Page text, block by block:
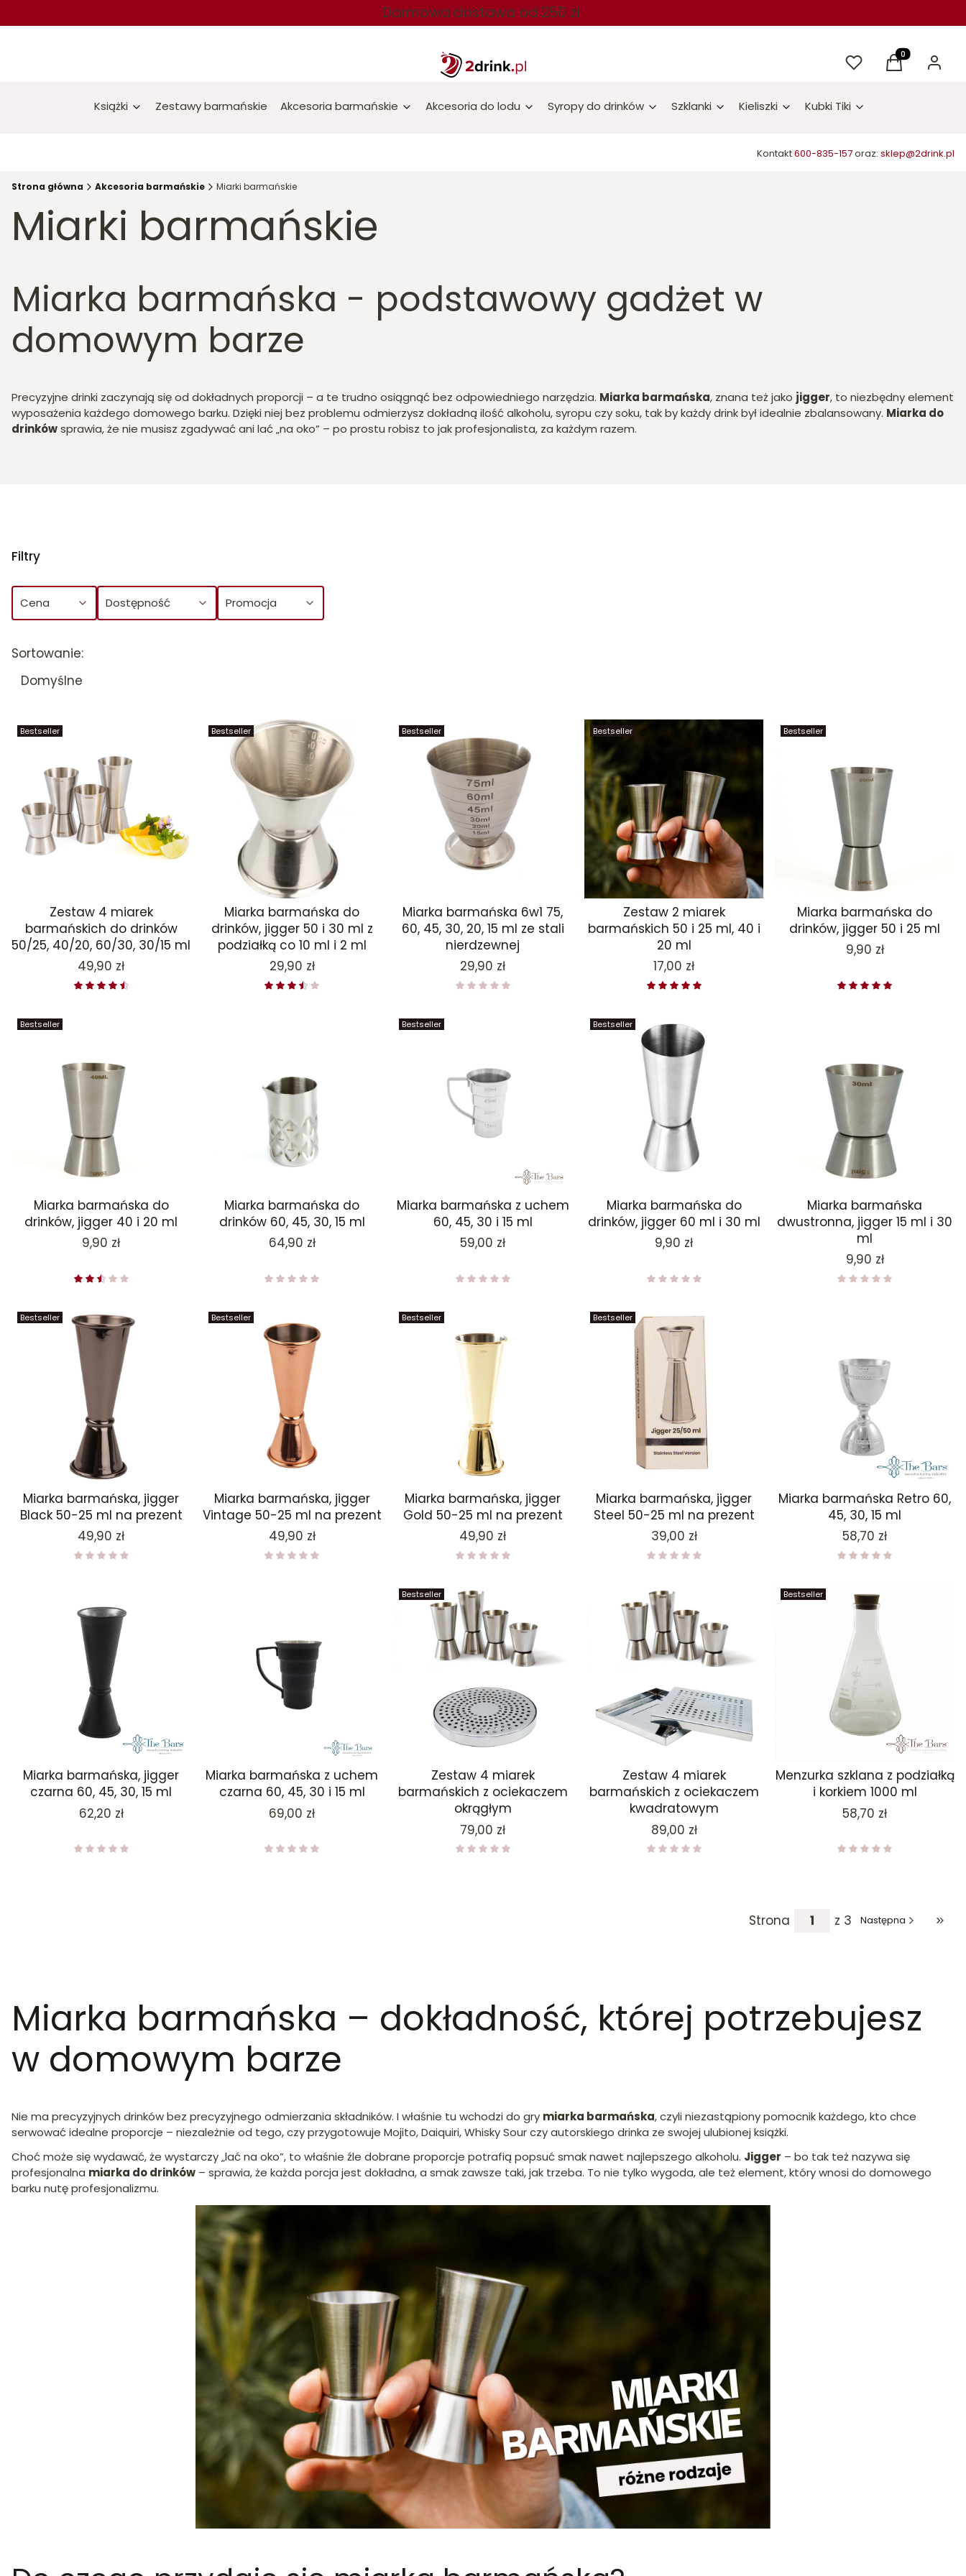
Darmowa dostawa od 250 zł
UlubioneProdukty w
Koszyk Zaloguj
Książki Zestawy barmańskie Akcesoria barmańskie Akcesoria do lodu Syropy do drinków Szklanki Kieliszki Kubki Tiki
Kontakt600-835-157oraz: sklep@2drink.pl
Strona główna Akcesoria barmańskie Miarki barmańskie
Miarki barmańskie
Miarka barmańska - podstawowy gadżet w
domowym barze
Precyzyjne drinki zaczynają się od dokładnych proporcji – a te trudno osiągnąć bez odpowiedniego narzędzia. Miarka barmańska, znana też jako jigger, to niezbędny element
wyposażenia każdego domowego barku. Dzięki niej bez problemu odmierzysz dokładną ilość alkoholu, syropu czy soku, tak by każdy drink był idealnie zbalansowany. Miarka do
drinkówsprawia, że nie musisz zgadywać ani lać „na oko” – po prostu robisz to jak profesjonalista, za każdym razem.
Filtry
Cena Dostępność Promocja
Lista produktów
Sortowanie:
Domyślne
Bestseller
Zestaw 4 miarek
barmańskich do drinków
50/25, 40/20, 60/30, 30/15 ml
Cena
49,90 zł
Bestseller
Miarka barmańska do
drinków, jigger 50 i 30 ml z
podziałką co 10 ml i 2 ml
Cena
29,90 zł
Bestseller
Miarka barmańska 6w1 75,
60, 45, 30, 20, 15 ml ze stali
nierdzewnej
Cena
29,90 zł
Bestseller
Zestaw 2 miarek
barmańskich 50 i 25 ml, 40 i
20 ml
Cena
17,00 zł
Bestseller
Miarka barmańska do
drinków, jigger 50 i 25 ml
Cena
9,90 zł
Bestseller
Miarka barmańska do
drinków, jigger 40 i 20 ml
Cena
9,90 zł
Miarka barmańska do
drinków 60, 45, 30, 15 ml
Cena
64,90 zł
Bestseller
Miarka barmańska z uchem
60, 45, 30 i 15 ml
Cena
59,00 zł
Bestseller
Miarka barmańska do
drinków, jigger 60 ml i 30 ml
Cena
9,90 zł
Miarka barmańska
dwustronna, jigger 15 ml i 30
ml
Cena
9,90 zł
Bestseller
Miarka barmańska, jigger
Black 50-25 ml na prezent
Cena
49,90 zł
Bestseller
Miarka barmańska, jigger
Vintage 50-25 ml na prezent
Cena
49,90 zł
Bestseller
Miarka barmańska, jigger
Gold 50-25 ml na prezent
Cena
49,90 zł
Bestseller
Miarka barmańska, jigger
Steel 50-25 ml na prezent
Cena
39,00 zł
Miarka barmańska Retro 60,
45, 30, 15 ml
Cena
58,70 zł
Miarka barmańska, jigger
czarna 60, 45, 30, 15 ml
Cena
62,20 zł
Miarka barmańska z uchem
czarna 60, 45, 30 i 15 ml
Cena
69,00 zł
Bestseller
Zestaw 4 miarek
barmańskich z ociekaczem
okrągłym
Cena
79,00 zł
Zestaw 4 miarek
barmańskich z ociekaczem
kwadratowym
Cena
89,00 zł
Bestseller
Menzurka szklana z podziałką
i korkiem 1000 ml
Cena
58,70 zł
Strona z 3 Następna
Miarka barmańska – dokładność, której potrzebujesz
w domowym barze
Nie ma precyzyjnych drinków bez precyzyjnego odmierzania składników. I właśnie tu wchodzi do gry miarka barmańska, czyli niezastąpiony pomocnik każdego, kto chce
serwować idealne proporcje – niezależnie od tego, czy przygotowuje Mojito, Daiquiri, Whisky Sour czy autorskiego drinka ze swojej ulubionej książki.
Choć może się wydawać, że wystarczy „lać na oko”, to właśnie źle dobrane proporcje potrafią popsuć smak nawet najlepszego alkoholu. Jigger – bo tak też nazywa się
profesjonalna miarka do drinków – sprawia, że każda porcja jest dokładna, a smak zawsze taki, jak trzeba. To nie tylko wygoda, ale też element, który wnosi do domowego
barku nutę profesjonalizmu.